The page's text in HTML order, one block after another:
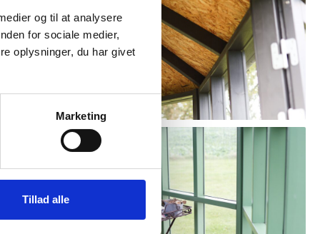
og til at analysere
for sociale medier,
oplysninger, du har givet
Marketing
Tillad alle